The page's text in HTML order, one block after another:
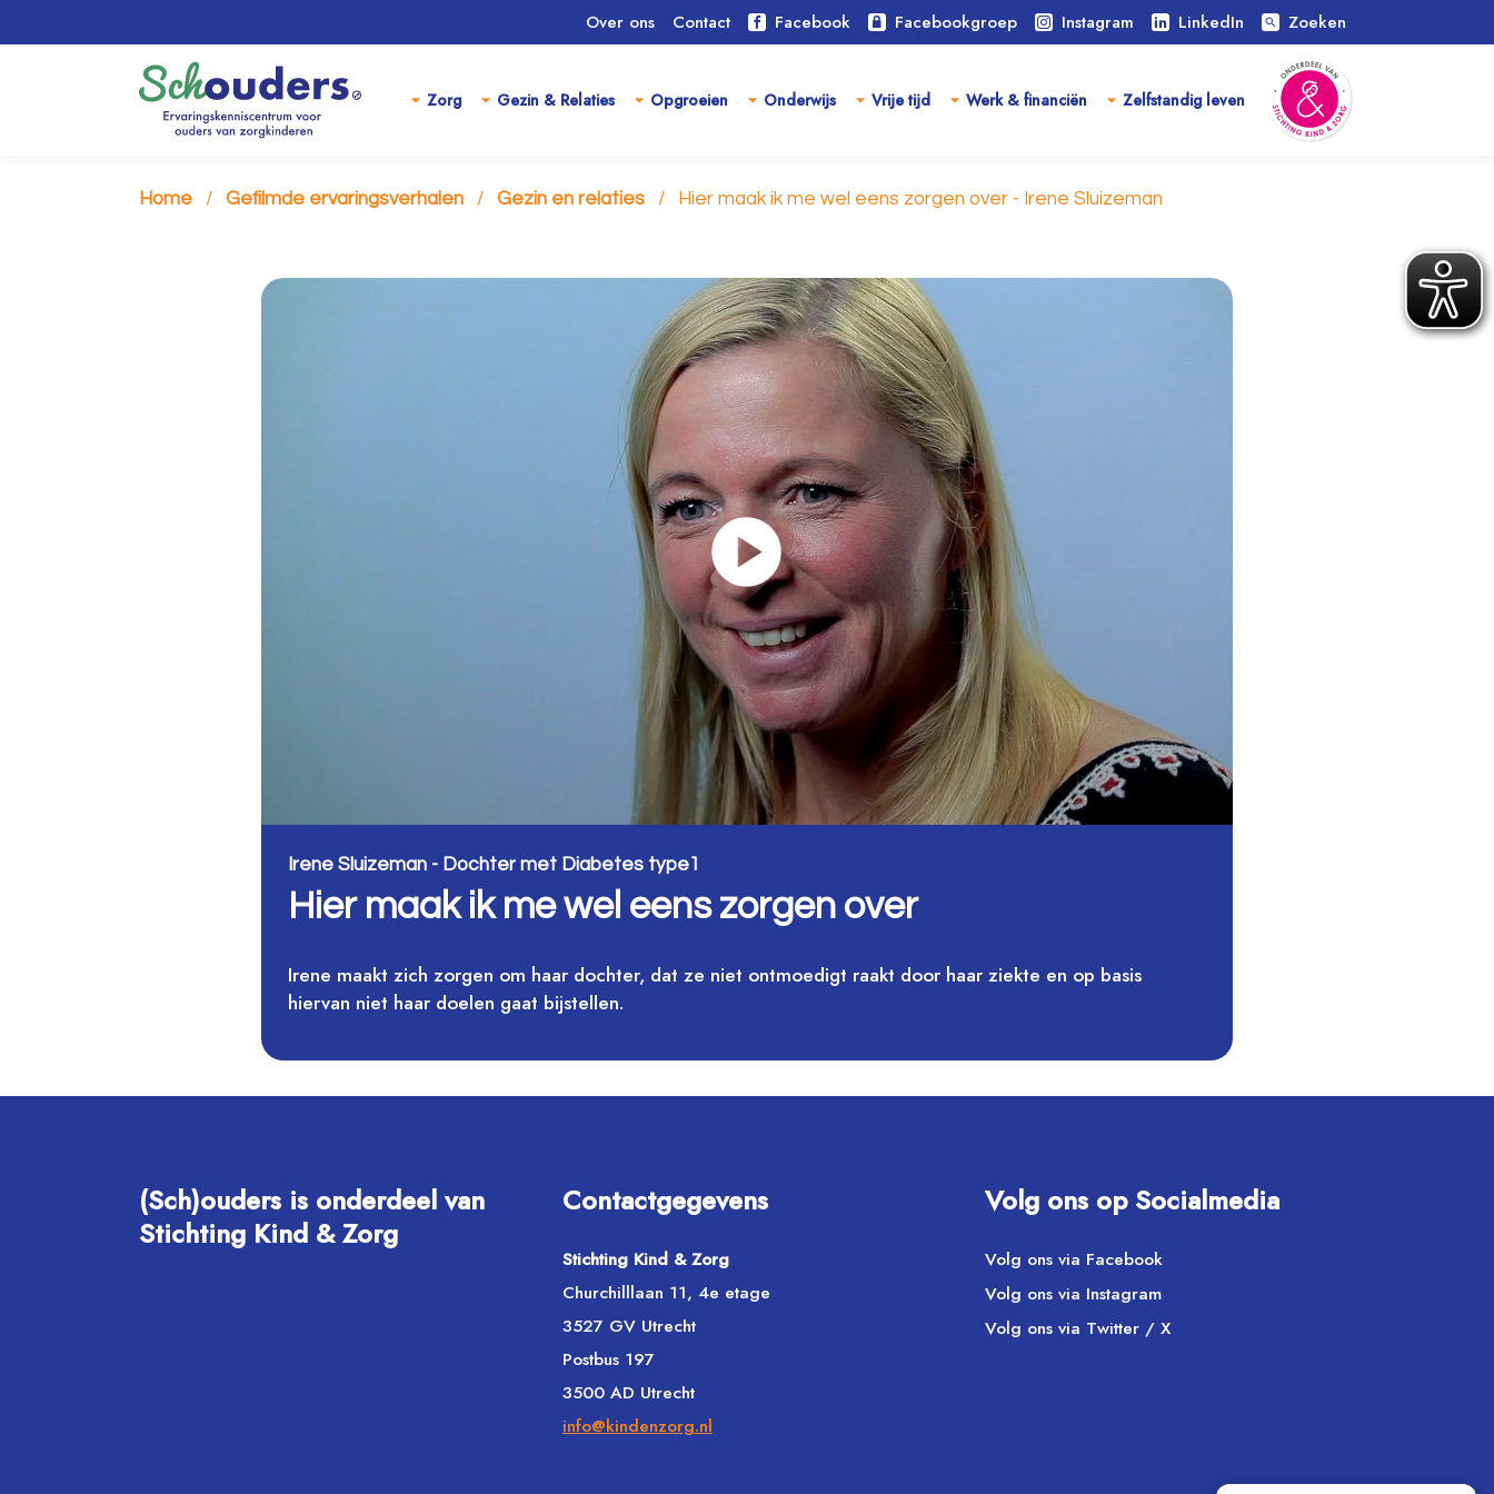
Over ons Contact Facebook Facebookgroep Instagram LinkedIn search Zoeken
Zorg Gezin & Relaties Opgroeien Onderwijs Vrije tijd Werk & financiën Zelfstandig leven
Home Gefilmde ervaringsverhalen Gezin en relaties Hier maak ik me wel eens zorgen over - Irene Sluizeman
Irene Sluizeman - Dochter met Diabetes type1
Hier maak ik me wel eens zorgen over
Irene maakt zich zorgen om haar dochter, dat ze niet ontmoedigt raakt door haar ziekte en op basis
hiervan niet haar doelen gaat bijstellen.
(Sch)ouders is onderdeel van
Stichting Kind & Zorg
Contactgegevens
Stichting Kind & Zorg
Churchilllaan 11, 4e etage
3527 GV Utrecht
Postbus 197
3500 AD Utrecht
info@kindenzorg.nl
Volg ons op Socialmedia
Volg ons via Facebook
Volg ons via Instagram
Volg ons via Twitter / X